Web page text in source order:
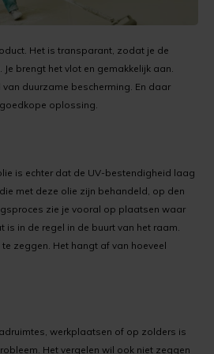
verven
Het is transparant, zodat je de
brengt het vlot en gemakkelijk aan.
van duurzame bescherming. En daar
oplossing.
is echter dat de UV-bestendigheid laag
met deze olie zijn behandeld, op den
zie je vooral op plaatsen waar
is in de regel in de buurt van het raam.
zeggen. Het hangt af van hoeveel
werkplaatsen of op zolders is
Het vergelen wil ook niet zeggen